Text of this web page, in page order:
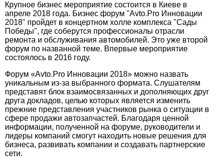
Крупное бизнес мероприятие состоится в Киеве в
апреле 2018 года. Бизнес форум "Avto.Pro Инновации
2018" пройдет в концертном холле комплекса "Сады
Победы", где соберутся профессионалы отрасли
ремонта и обслуживания автомобилей. Это уже второй
форум по названной теме. Впервые мероприятие
состоялось в 2016 году.
Форум «Avto.Pro Инновации 2018» можно назвать
уникальным из-за выбранного формата. Слушателям
представят блок взаимосвязанных и дополняющих друг
друга докладов, целью которых является изменить
прежние представления участников рынка о ситуации в
сфере продажи автозапчастей. Благодаря ценной
информации, полученной на форуме, руководители и
лидеры компаний смогут находить новые решения для
бизнеса, развивать компании и создавать партнерские
сети.